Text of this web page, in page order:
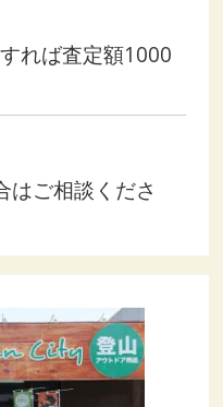
れば査定額1000
はご相談くださ